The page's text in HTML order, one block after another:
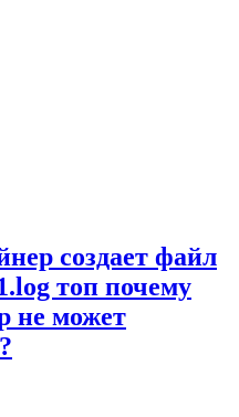
создает файл
топ почему
не может